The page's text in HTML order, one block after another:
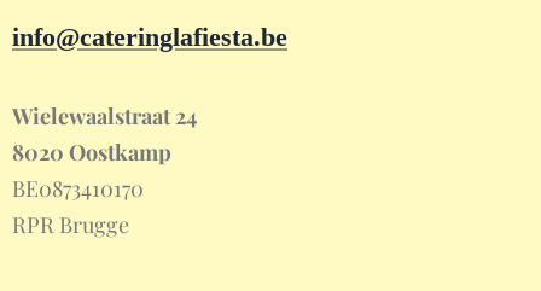
info@cateringlafiesta.be
Wielewaalstraat 24
8020 Oostkamp
BE0873410170
RPR Brugge